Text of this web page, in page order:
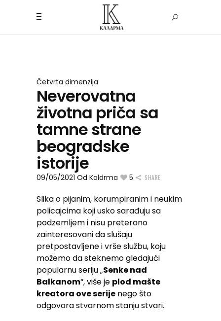
Četvrta dimenzija
Neverovatna
životna priča sa
tamne strane
beogradske
istorije
09/05/2021 Od Kaldrma 5 SHARE
Slika o pijanim, korumpiranim i neukim
policajcima koji usko sarađuju sa
podzemljem i nisu preterano
zainteresovani da slušaju
pretpostavljene i vrše službu, koju
možemo da steknemo gledajući
popularnu seriju „Senke nad
Balkanom“, više je plod mašte
kreatora ove serije nego što
odgovara stvarnom stanju stvari.